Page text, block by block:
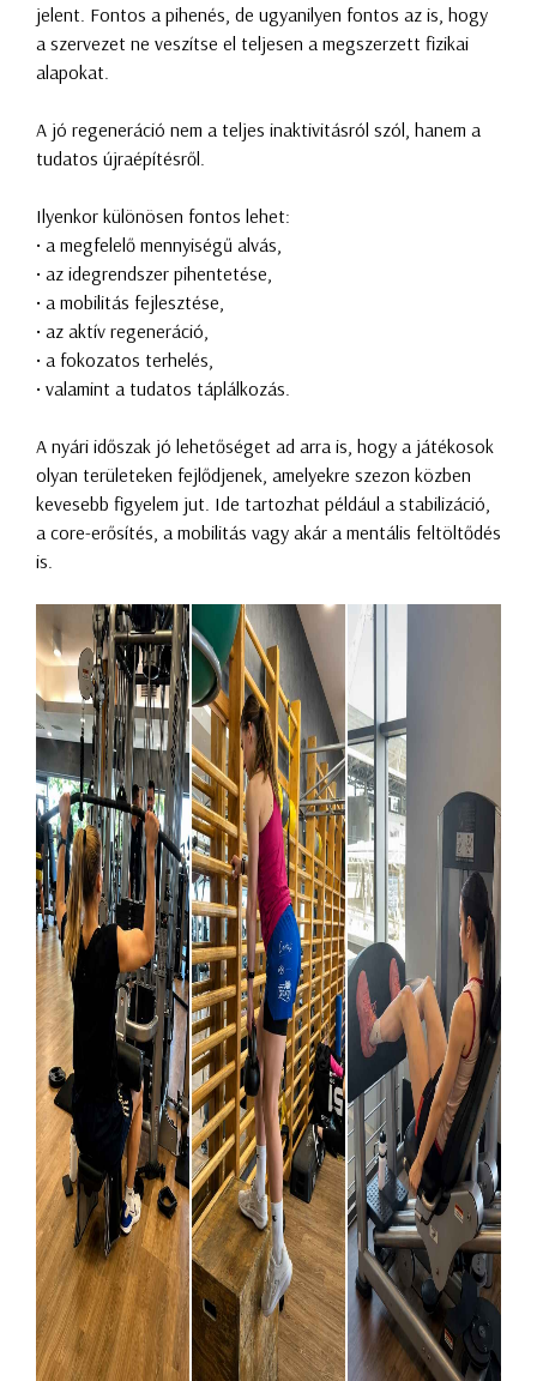
jelent. Fontos a pihenés, de ugyanilyen fontos az is, hogy
a szervezet ne veszítse el teljesen a megszerzett fizikai
alapokat.
A jó regeneráció nem a teljes inaktivitásról szól, hanem a
tudatos újraépítésről.
Ilyenkor különösen fontos lehet:
• a megfelelő mennyiségű alvás,
• az idegrendszer pihentetése,
• a mobilitás fejlesztése,
• az aktív regeneráció,
• a fokozatos terhelés,
• valamint a tudatos táplálkozás.
A nyári időszak jó lehetőséget ad arra is, hogy a játékosok
olyan területeken fejlődjenek, amelyekre szezon közben
kevesebb figyelem jut. Ide tartozhat például a stabilizáció,
a core-erősítés, a mobilitás vagy akár a mentális feltöltődés
is.